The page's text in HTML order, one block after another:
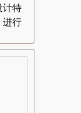
计特
进行